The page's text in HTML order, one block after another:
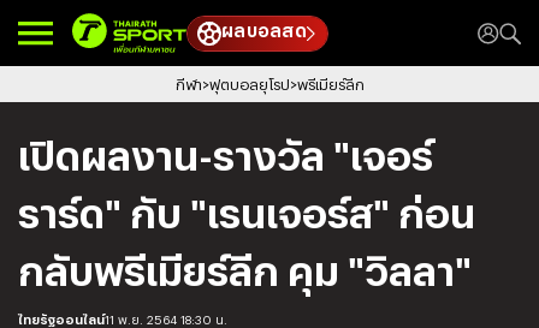
ผลบอลสด
กีฬา ฟุตบอลยุโรป พรีเมียร์ลีก
เปิดผลงาน-รางวัล "เจอร์
ราร์ด" กับ "เรนเจอร์ส" ก่อน
กลับพรีเมียร์ลีก คุม "วิลลา"
ไทยรัฐออนไลน์11 พ.ย. 2564 18:30 น.